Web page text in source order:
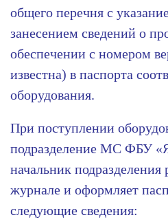
общего перечня с
занесением сведений о
обеспечении с номером
известна) в паспорта
оборудования.
При поступлении
подразделение МС ФБУ
начальник подразделения
журнале и оформляет
следующие сведения: